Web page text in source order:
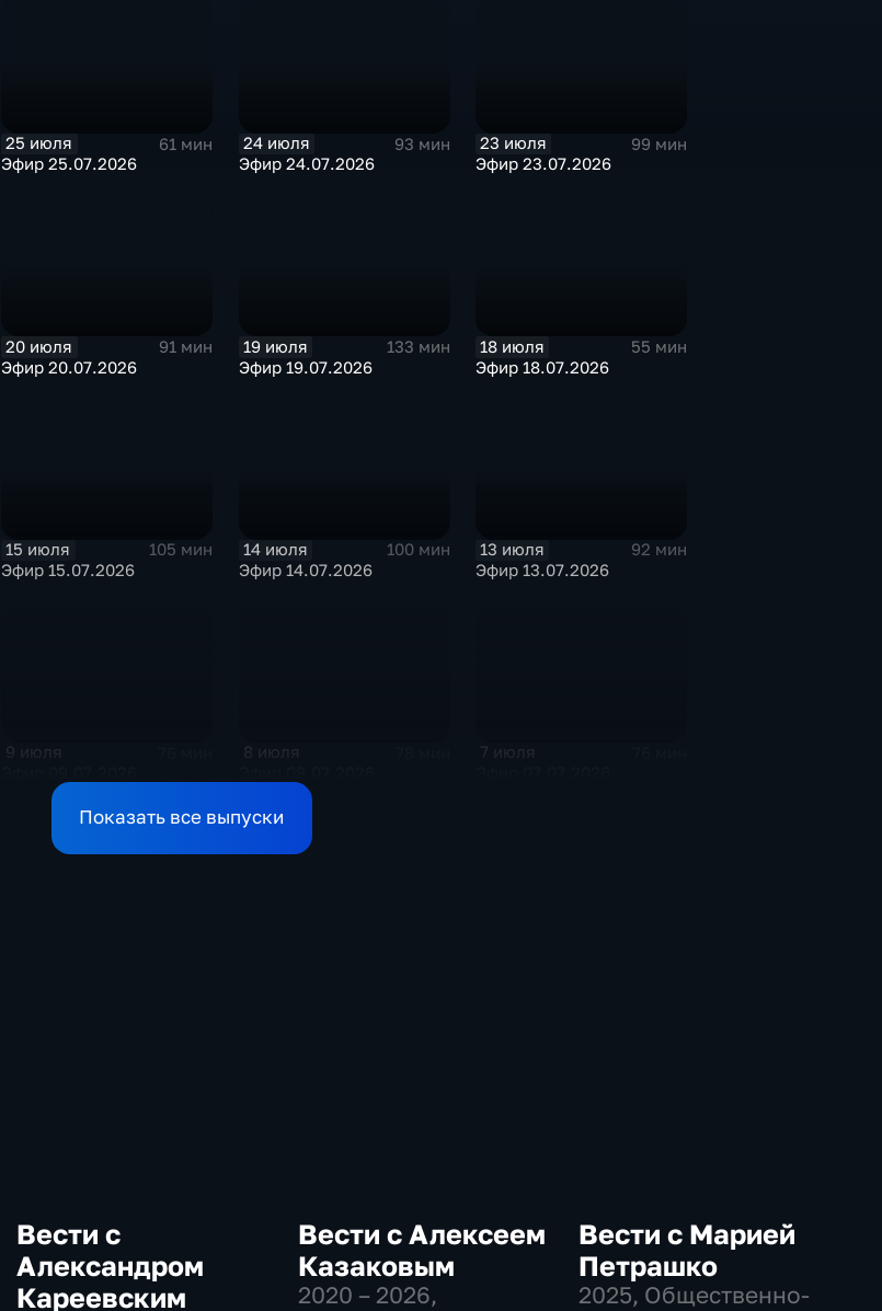
25 июля
61 мин
Эфир 25.07.2026
24 июля
93 мин
Эфир 24.07.2026
23 июля
99 мин
Эфир 23.07.2026
20 июля
91 мин
Эфир 20.07.2026
19 июля
133 мин
Эфир 19.07.2026
18 июля
55 мин
Эфир 18.07.2026
15 июля
105 мин
Эфир 15.07.2026
14 июля
100 мин
Эфир 14.07.2026
13 июля
92 мин
Эфир 13.07.2026
9 июля 8 июля 7 июля
Показать все выпуски
Вести с
Александром
Кареевским
Вести с Алексеем
Казаковым
2020 – 2026,
Вести с Марией
Петрашко
2025, Общественно-